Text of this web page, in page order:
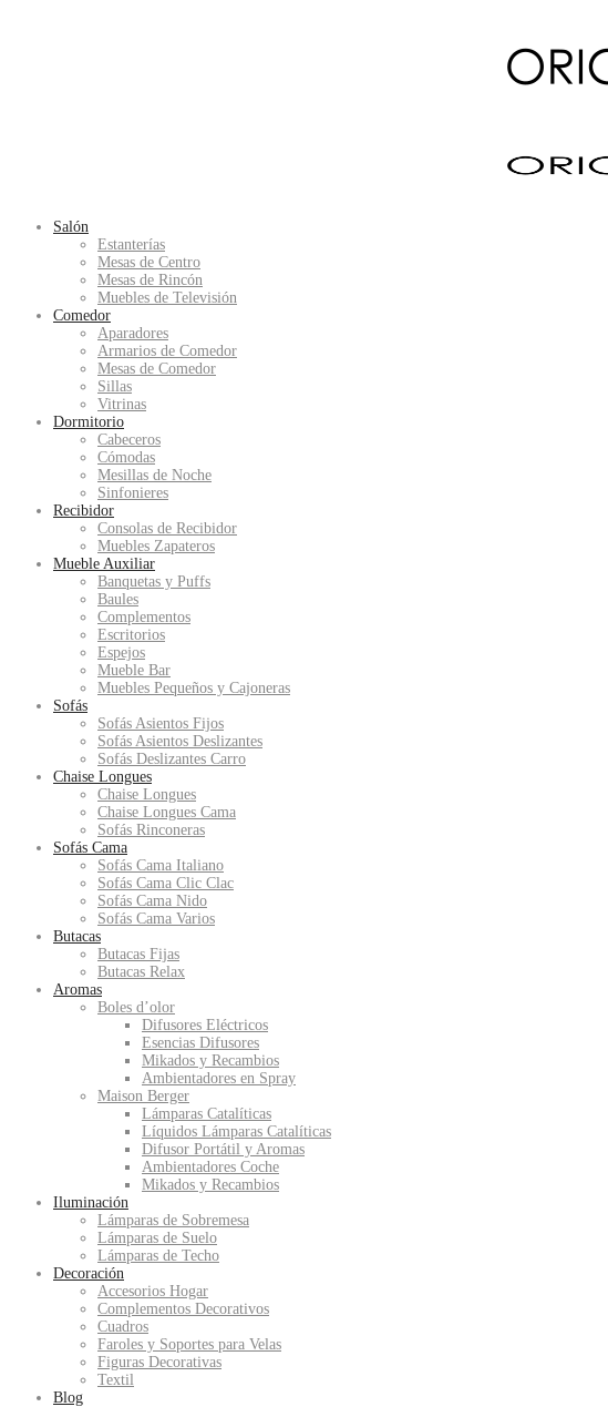
Salón
Estanterías
Mesas de Centro
Mesas de Rincón
Muebles de Televisión
Comedor
Aparadores
Armarios de Comedor
Mesas de Comedor
Sillas
Vitrinas
Dormitorio
Cabeceros
Cómodas
Mesillas de Noche
Sinfonieres
Recibidor
Consolas de Recibidor
Muebles Zapateros
Mueble Auxiliar
Banquetas y Puffs
Baules
Complementos
Escritorios
Espejos
Mueble Bar
Muebles Pequeños y Cajoneras
Sofás
Sofás Asientos Fijos
Sofás Asientos Deslizantes
Sofás Deslizantes Carro
Chaise Longues
Chaise Longues
Chaise Longues Cama
Sofás Rinconeras
Sofás Cama
Sofás Cama Italiano
Sofás Cama Clic Clac
Sofás Cama Nido
Sofás Cama Varios
Butacas
Butacas Fijas
Butacas Relax
Aromas
Boles d’olor
Difusores Eléctricos
Esencias Difusores
Mikados y Recambios
Ambientadores en Spray
Maison Berger
Lámparas Catalíticas
Líquidos Lámparas Catalíticas
Difusor Portátil y Aromas
Ambientadores Coche
Mikados y Recambios
Iluminación
Lámparas de Sobremesa
Lámparas de Suelo
Lámparas de Techo
Decoración
Accesorios Hogar
Complementos Decorativos
Cuadros
Faroles y Soportes para Velas
Figuras Decorativas
Textil
Blog